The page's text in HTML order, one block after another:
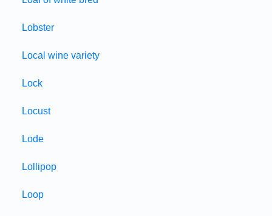
Lobster
Local wine variety
Lock
Locust
Lode
Lollipop
Loop